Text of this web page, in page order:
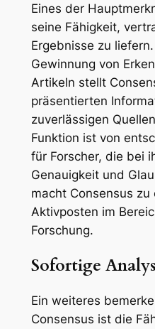
Eines der
seine Fähigkeit,
Ergebnisse zu
Gewinnung von
Artikeln stellt
präsentierten
zuverlässigen
Funktion ist von
für Forscher, die bei
Genauigkeit und
macht Consensus
Aktivposten im
Forschung.
Sofortige
Ein weiteres
Consensus ist die